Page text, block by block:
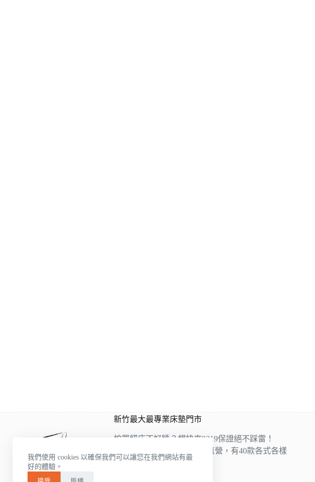
我們使用 cookies 以確保我們可以讓您在我們網站有最
好的體驗。
新竹最大最專業床墊門市
怕買錯床不好睡？趕快來9319保證絕不踩雷！
9319是雙ISO認證床墊工廠直營，有40款各式各樣
的床墊床架展示，